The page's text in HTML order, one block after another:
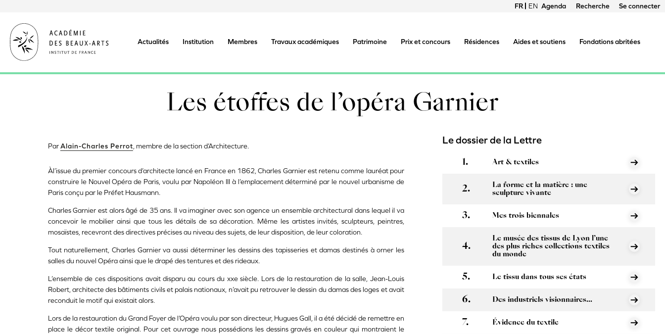
principal
FRANÇAIS
ENGLISH
du
compte
Agenda Recherche Se connecter
Actualités Institution Membres Travaux académiques Patrimoine Prix et concours Résidences Aides et soutiens Fondations abritées
Les étoffes de l’opéra Garnier
ParAlain-Charles Perrot, membre de la section d’Architecture.
Àl’issue du premier concours d’architecte lancé en France en 1862, Charles Garnier est retenu comme lauréat pour
construire le Nouvel Opéra de Paris, voulu par Napoléon III à l’emplacement déterminé par le nouvel urbanisme de
Paris conçu par le Préfet Hausmann.
Charles Garnier est alors âgé de 35 ans. Il va imaginer avec son agence un ensemble architectural dans lequel il va
concevoir le mobilier ainsi que tous les détails de sa décoration. Même les artistes invités, sculpteurs, peintres,
mosaïstes, recevront des directives précises au niveau des sujets, de leur disposition, de leur coloration.
Tout naturellement, Charles Garnier va aussi déterminer les dessins des tapisseries et damas destinés à orner les
salles du nouvel Opéra ainsi que le drapé des tentures et des rideaux.
L’ensemble de ces dispositions avait disparu au cours du xxe siècle. Lors de la restauration de la salle, Jean-Louis
Robert, architecte des bâtiments civils et palais nationaux, n’avait pu retrouver le dessin du damas des loges et avait
reconduit le motif qui existait alors.
Lors de la restauration du Grand Foyer de l’Opéra voulu par son directeur, Hugues Gall, il a été décidé de remettre en
place le décor textile original. Pour cet ouvrage nous possédions les dessins gravés en couleur qui montraient le
Le dossier de la Lettre
Art & textiles
La forme et la matière : une
sculpture vivante
Mes trois biennales
Le musée des tissus de Lyon l’une
des plus riches collections textiles
du monde
Le tissu dans tous ses états
Des industriels visionnaires...
Évidence du textile